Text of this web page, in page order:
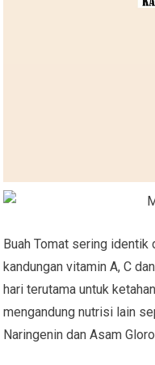
Buah Tomat sering identik
kandungan vitamin A, C
hari terutama untuk
mengandung nutrisi lain
Naringenin dan Asam